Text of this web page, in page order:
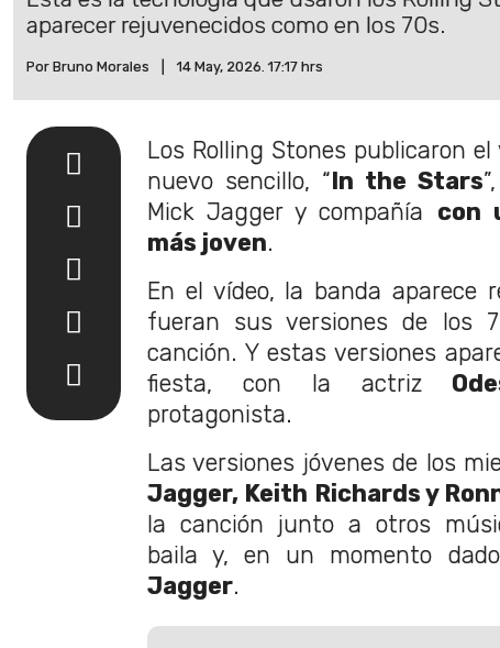
aparecer rejuvenecidos como en los 70s.
Por Bruno Morales 14 May, 2026. 17:17 hrs
Los Rolling Stones publicaron
nuevo sencillo, “In the Stars
Mick Jagger y compañía con
más joven.
En el vídeo, la banda aparece
fueran sus versiones de los
canción. Y estas versiones
fiesta, con la actriz
protagonista.
Las versiones jóvenes de los
Jagger, Keith Richards y
la canción junto a otros
baila y, en un momento
Jagger.